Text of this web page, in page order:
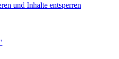
und Inhalte entsperren